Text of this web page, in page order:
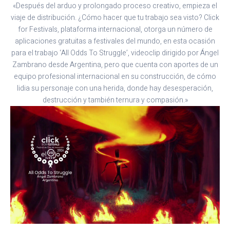
«Después del arduo y prolongado proceso creativo, empieza el
viaje de distribución. ¿Cómo hacer que tu trabajo sea visto? Click
for Festivals, plataforma internacional, otorga un número de
aplicaciones gratuitas a festivales del mundo, en esta ocasión
para el trabajo ‘All Odds To Struggle’, videoclip dirigido por Ángel
Zambrano desde Argentina, pero que cuenta con aportes de un
equipo profesional internacional en su construcción, de cómo
lidia su personaje con una herida, donde hay desesperación,
destrucción y también ternura y compasión.»